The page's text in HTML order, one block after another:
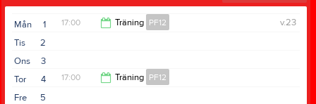
1
Mån v.23
17:00 Träning PF12
2
Tis
3
Ons
4
Tor 17:00 Träning PF12
5
Fre